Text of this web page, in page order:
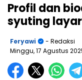
Profil dan
syuting
Feryawi
- Redaksi
Minggu, 17 Agustus